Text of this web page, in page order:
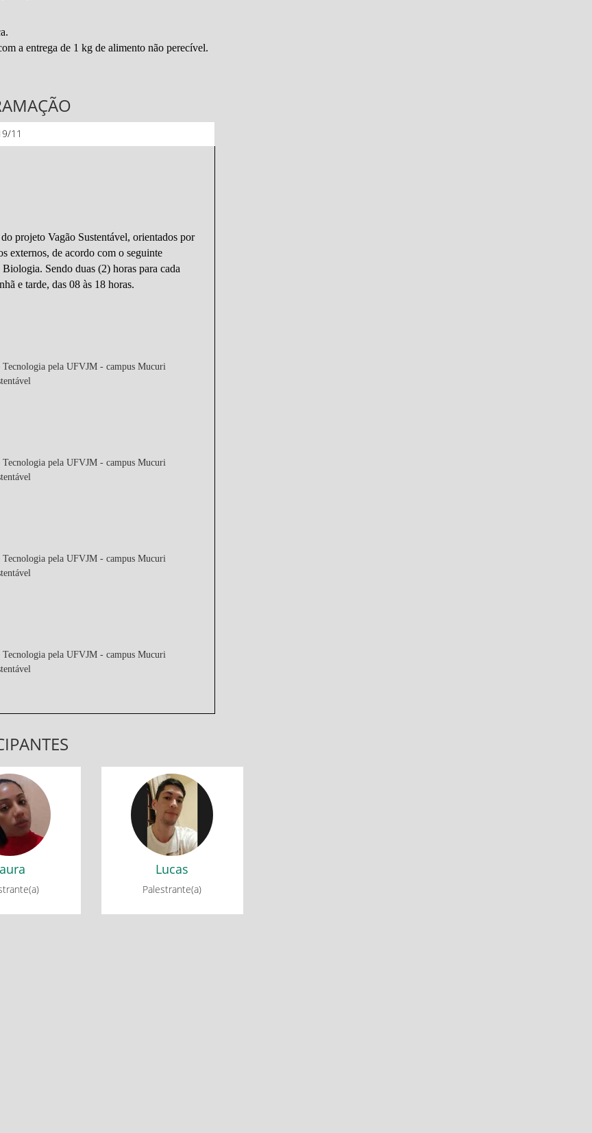
a entrega de 1 kg de alimento não perecível.
11
projeto Vagão Sustentável, orientados por
externos, de acordo com o seguinte
Sendo duas (2) horas para cada
e tarde, das 08 às 18 horas.
Tecnologia pela UFVJM - campus Mucuri
Tecnologia pela UFVJM - campus Mucuri
Tecnologia pela UFVJM - campus Mucuri
Tecnologia pela UFVJM - campus Mucuri
2022
Lucas
Palestrante(a)
Lucas
AULÃO ENEM 2022